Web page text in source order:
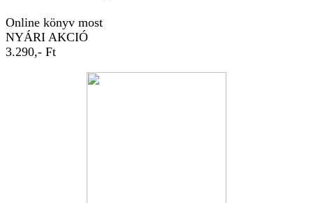
Online könyv most
NYÁRI AKCIÓ
3.290,- Ft